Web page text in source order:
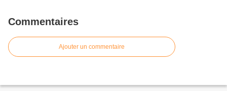
Commentaires
Ajouter un commentaire